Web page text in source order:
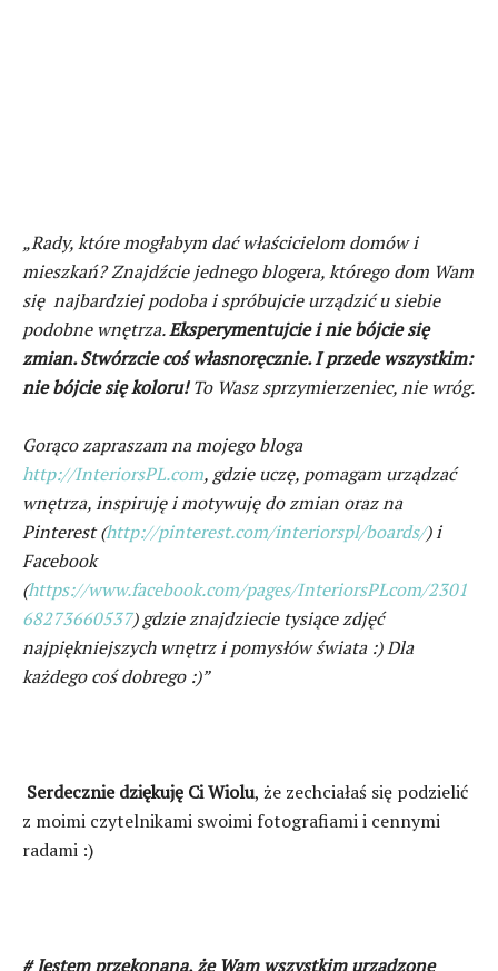
„Rady, które mogłabym dać właścicielom domów i
mieszkań? Znajdźcie jednego blogera, którego dom Wam
się najbardziej podoba i spróbujcie urządzić u siebie
podobne wnętrza.Eksperymentujcie i nie bójcie się
zmian. Stwórzcie coś własnoręcznie. I przede wszystkim:
nie bójcie się koloru!To Wasz sprzymierzeniec, nie wróg.
Gorąco zapraszam na mojego bloga
http://InteriorsPL.com, gdzie uczę, pomagam urządzać
wnętrza, inspiruję i motywuję do zmian oraz na
Pinterest (http://pinterest.com/interiorspl/boards/) i
Facebook
(https://www.facebook.com/pages/InteriorsPLcom/2301
68273660537) gdzie znajdziecie tysiące zdjęć
najpiękniejszych wnętrz i pomysłów świata :) Dla
każdego coś dobrego :)”
Serdecznie dziękuję Ci Wiolu, że zechciałaś się podzielić
z moimi czytelnikami swoimi fotografiami i cennymi
radami :)
# Jestem przekonana, że Wam wszystkim urządzone